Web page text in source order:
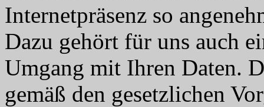
Internetpräsenz so
Dazu gehört für uns auch
Umgang mit Ihren Daten.
gemäß den gesetzlichen